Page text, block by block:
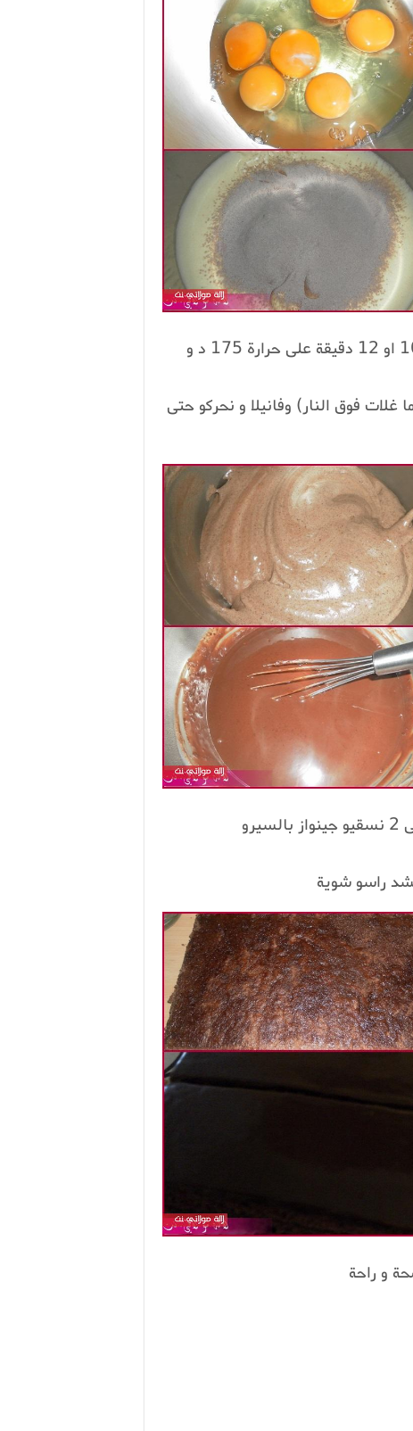
نحركوه من التحت لفوق و ندخلوه يطيب مدة 10 او 12 دقيقة على حرارة 175 د و
فوق النار) وفانيلا و نحركو حتى
راسو شوية
و راحة